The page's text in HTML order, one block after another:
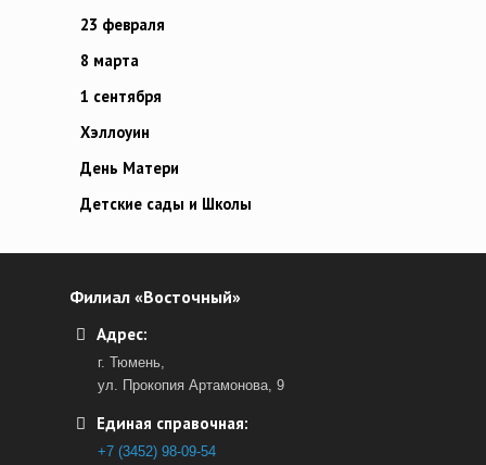
23 февраля
8 марта
1 сентября
Хэллоуин
День Матери
Детские сады и Школы
Филиал «Восточный»
Адрес:
г. Тюмень,
ул. Прокопия Артамонова, 9
Единая справочная:
+7 (3452) 98-09-54